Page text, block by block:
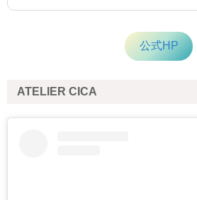
公式HP
ATELIER CICA